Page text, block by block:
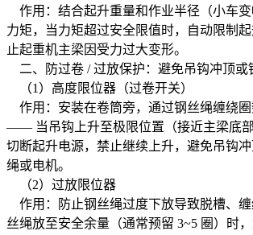
作用：结合起升重量和作业半径（小车
力矩，当力矩超过安全限值时，自动限制
止起重机主梁因受力过大变形。
二、防过卷 / 过放保护：避免吊钩冲顶或
（1）高度限位器（过卷开关）
作用：安装在卷筒旁，通过钢丝绳缠绕
—— 当吊钩上升至极限位置（接近主梁底
切断起升电源，禁止继续上升，避免吊钩
绳或电机。
（2）过放限位器
作用：防止钢丝绳过度下放导致脱槽、
丝绳放至安全余量（通常预留 3~5 圈）时